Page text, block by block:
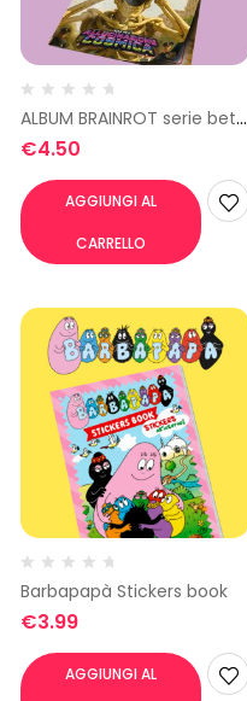
ALBUM BRAINROT serie beta
– Allucinazione cosmica
€4.50
AGGIUNGI AL
CARRELLO
Barbapapà Stickers book
€3.99
AGGIUNGI AL